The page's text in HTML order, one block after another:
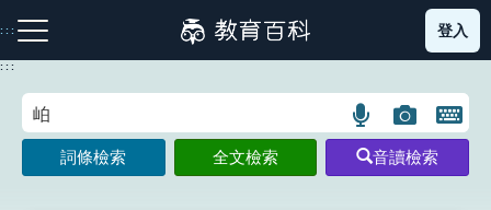
到
主
:::
注音索引圖示 筆畫索引圖示 部首索引表圖示
登入
:::
語
言
搜
圖
片
搜
開
鍵
詞條檢索 全文檢索 音讀檢索